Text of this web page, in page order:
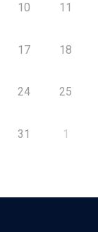
10 11
17 18
24 25
31 1